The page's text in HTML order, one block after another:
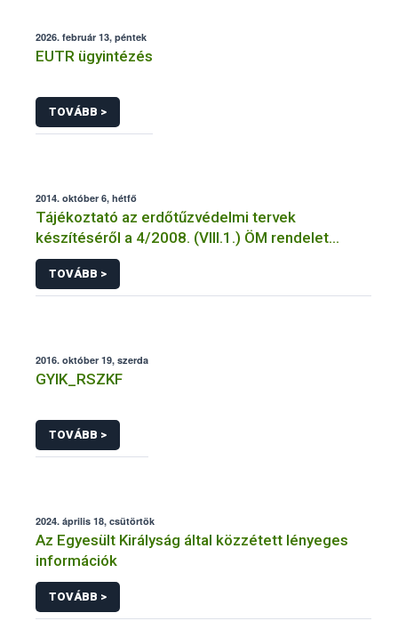
2026. február 13, péntek
EUTR ügyintézés
TOVÁBB >
2014. október 6, hétfő
Tájékoztató az erdőtűzvédelmi tervek
készítéséről a 4/2008. (VIII.1.) ÖM rendelet
előírásai alapján
TOVÁBB >
2016. október 19, szerda
GYIK_RSZKF
TOVÁBB >
2024. április 18, csütörtök
Az Egyesült Királyság által közzétett lényeges
információk
TOVÁBB >